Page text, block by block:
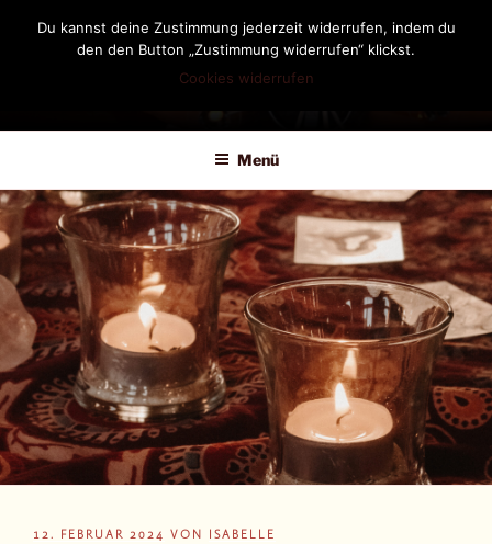
DIANDRA-CIRCLE
Menü
VERÖFFENTLICHT
12. FEBRUAR 2024 VON ISABELLE
Du kannst deine Zustimmung jederzeit widerrufen, indem du
den den Button „Zustimmung widerrufen“ klickst.
Cookies widerrufen